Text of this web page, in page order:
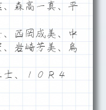
森高一真、平
西岡成美、中
岩崎芳美、烏
、１０Ｒ４